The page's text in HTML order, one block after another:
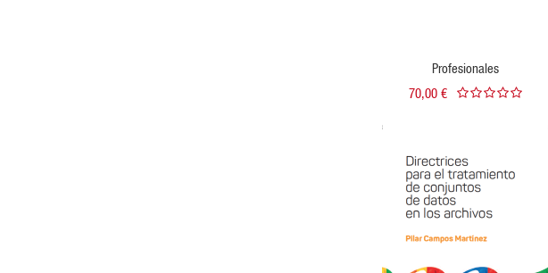
Profesionales
70,00 €
VISTA RÁPIDA